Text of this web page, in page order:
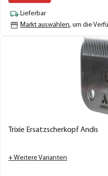
Lieferbar
Markt auswählen, um die
Trixie Ersatzscherkopf Andis
+ Weitere Varianten